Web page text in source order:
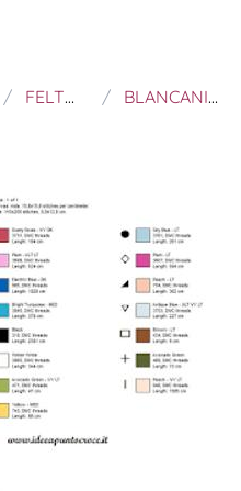
FELTROS E BORDADOS BLANCANIEVES A PUNTO DE CRUZ